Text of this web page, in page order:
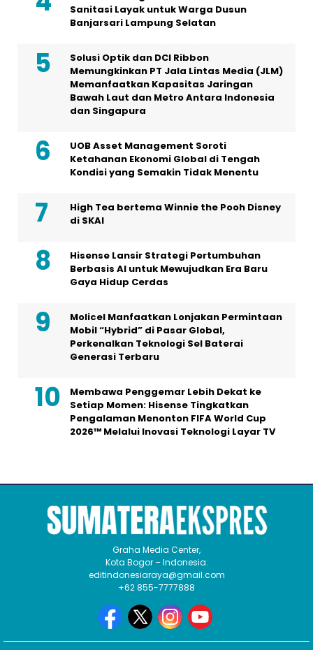
Sanitasi Layak untuk Warga Dusun
Banjarsari Lampung Selatan
Solusi Optik dan DCI Ribbon
Memungkinkan PT Jala Lintas Media (JLM)
Memanfaatkan Kapasitas Jaringan
Bawah Laut dan Metro Antara Indonesia
dan Singapura
UOB Asset Management Soroti
Ketahanan Ekonomi Global di Tengah
Kondisi yang Semakin Tidak Menentu
High Tea bertema Winnie the Pooh Disney
di SKAI
Hisense Lansir Strategi Pertumbuhan
Berbasis AI untuk Mewujudkan Era Baru
Gaya Hidup Cerdas
Molicel Manfaatkan Lonjakan Permintaan
Mobil “Hybrid” di Pasar Global,
Perkenalkan Teknologi Sel Baterai
Generasi Terbaru
Membawa Penggemar Lebih Dekat ke
Setiap Momen: Hisense Tingkatkan
Pengalaman Menonton FIFA World Cup
2026™ Melalui Inovasi Teknologi Layar TV
Graha Media Center,
Kota Bogor – Indonesia.
editindonesiaraya@gmail.com
+62 855-7777888